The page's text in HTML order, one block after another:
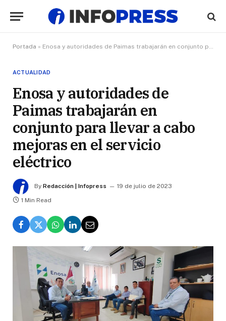
Portada » Enosa y autoridades de Paimas trabajarán en conjunto para llevar a cabo mejoras en el servicio eléctrico
ACTUALIDAD
Enosa y autoridades de
Paimas trabajarán en
conjunto para llevar a cabo
mejoras en el servicio
eléctrico
By Redacción | Infopress
19 de julio de 2023
1 Min Read